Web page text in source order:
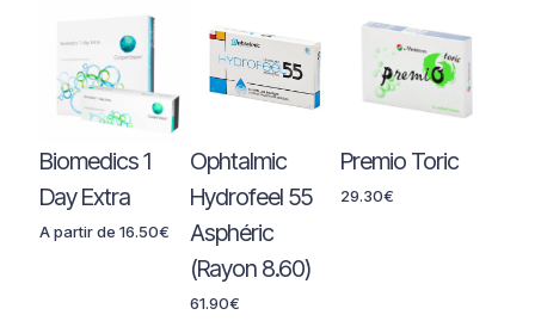
Biomedics 1
Day Extra
A partir de 16.50€
Ophtalmic
Hydrofeel 55
Asphéric
(Rayon 8.60)
61.90€
Premio Toric
29.30€